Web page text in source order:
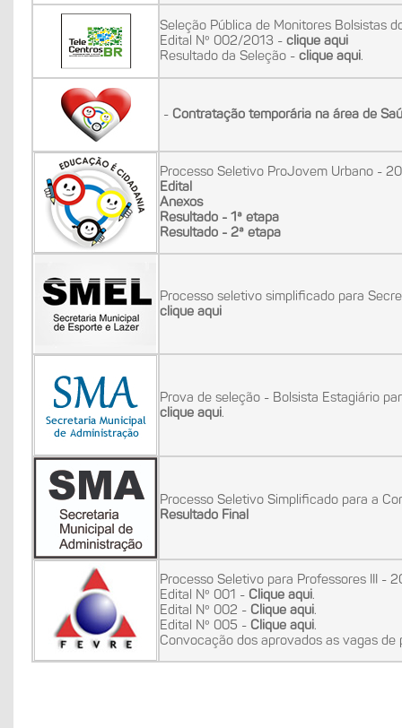
Seleção Pública de Monitores Bolsistas
Edital Nº 002/2013 - clique aqui
Resultado da Seleção - clique aqui.
- Contratação temporária na área de
Processo Seletivo ProJovem Urbano -
Edital
Anexos
Resultado - 1ª etapa
Resultado - 2ª etapa
Processo seletivo simplificado para
clique aqui
Prova de seleção - Bolsista Estagiário
clique aqui.
Processo Seletivo Simplificado para a
Resultado Final
Processo Seletivo para Professores III -
Edital Nº 001 - Clique aqui.
Edital Nº 002 - Clique aqui.
Edital Nº 005 - Clique aqui.
Convocação dos aprovados as vagas